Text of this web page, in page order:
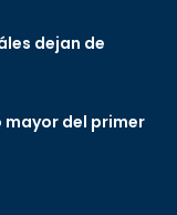
dejan de
mayor del primer